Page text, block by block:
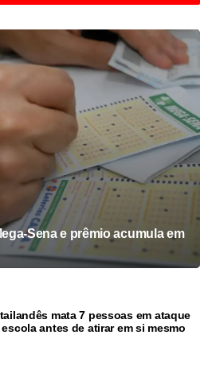
Sena e prêmio acumula em
mata 7 pessoas em ataque
antes de atirar em si mesmo